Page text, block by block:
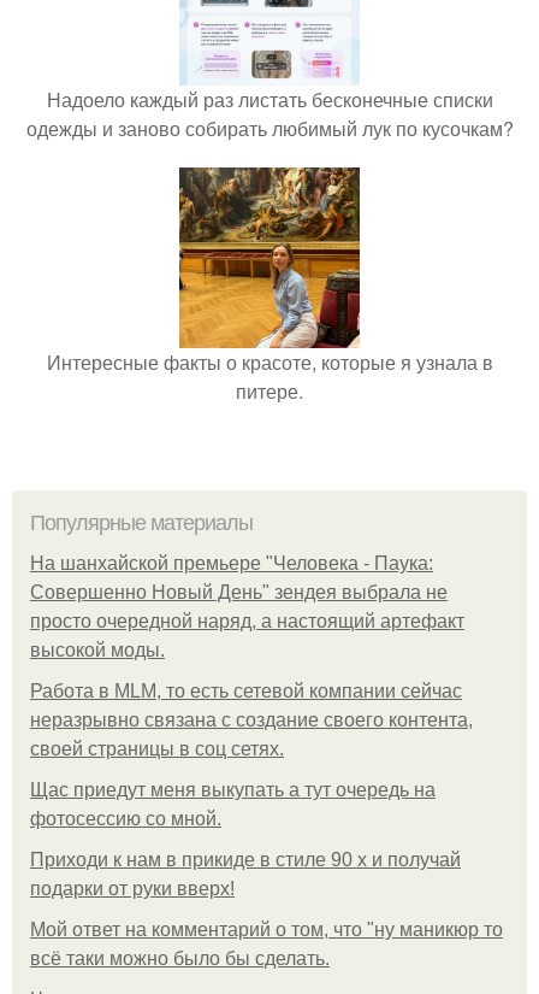
Надоело каждый раз листать бесконечные списки
одежды и заново собирать любимый лук по кусочкам?
Интересные факты о красоте, которые я узнала в
питере.
Популярные материалы
На шанхайской премьере "Человека - Паука:
Совершенно Новый День" зендея выбрала не
просто очередной наряд, а настоящий артефакт
высокой моды.
Работа в MLM, то есть сетевой компании сейчас
неразрывно связана с создание своего контента,
своей страницы в соц сетях.
Щас приедут меня выкупать а тут очередь на
фотосессию со мной.
Приходи к нам в прикиде в стиле 90 х и получай
подарки от руки вверх!
Мой ответ на комментарий о том, что "ну маникюр то
всё таки можно было бы сделать.